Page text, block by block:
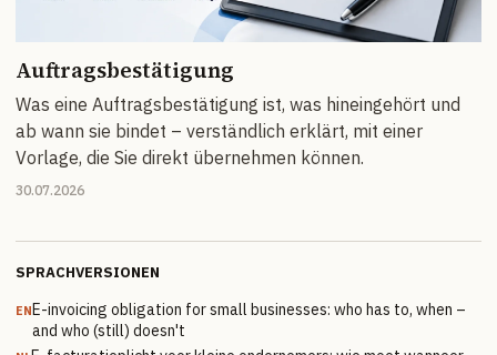
Auftragsbestätigung
Was eine Auftragsbestätigung ist, was hineingehört und
ab wann sie bindet – verständlich erklärt, mit einer
Vorlage, die Sie direkt übernehmen können.
30.07.2026
SPRACHVERSIONEN
ENE-invoicing obligation for small businesses: who has to, when –
and who (still) doesn't